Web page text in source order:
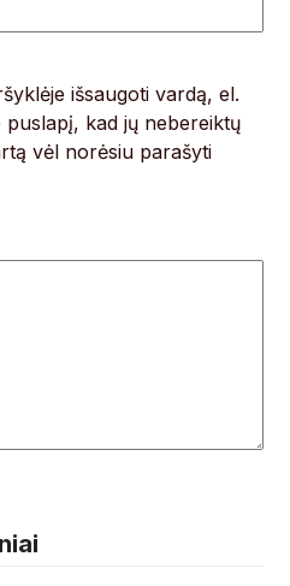
išsaugoti vardą, el.
kad jų nebereiktų
vėl norėsiu parašyti